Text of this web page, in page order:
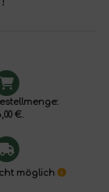
€.
möglich